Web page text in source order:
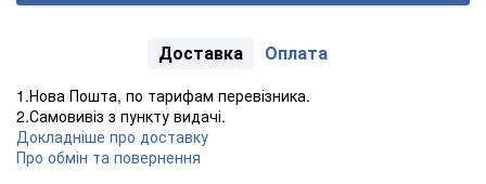
Доставка Оплата
1.Нова Пошта, по тарифам перевізника.
2.Самовивіз з пункту видачі.
Докладніше про доставку
Про обмін та повернення